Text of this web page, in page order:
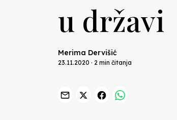
u državi
Merima Dervišić
23.11.2020 · 2 min čitanja